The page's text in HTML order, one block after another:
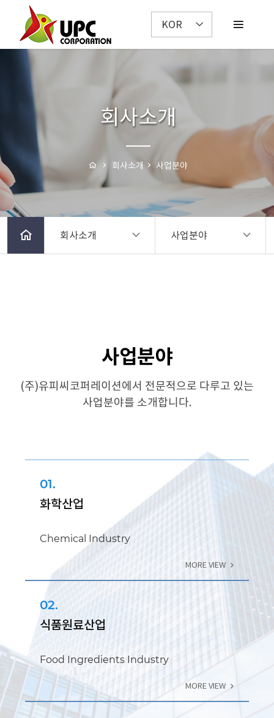
KOR
회사소개
회사소개 사업분야
회사소개 사업분야
사업분야
(주)유피씨코퍼레이션에서 전문적으로 다루고 있는
사업분야를 소개합니다.
01.
화학산업
Chemical Industry
MORE VIEW
02.
식품원료산업
Food Ingredients Industry
MORE VIEW